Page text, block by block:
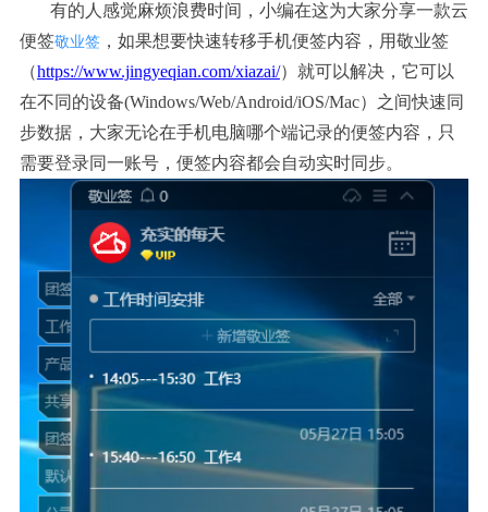
有的人感觉麻烦浪费时间，小编在这为大家分享一款云
便签敬业签，如果想要快速转移手机便签内容，用敬业签
（https://www.jingyeqian.com/xiazai/）就可以解决，它可以
在不同的设备(Windows/Web/Android/iOS/Mac）之间快速同
步数据，大家无论在手机电脑哪个端记录的便签内容，只
需要登录同一账号，便签内容都会自动实时同步。